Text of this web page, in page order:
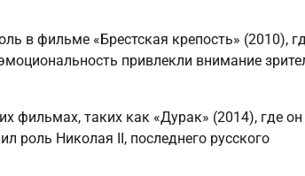
в фильме «Брестская крепость» (2010),
привлекли внимание
фильмах, таких как «Дурак» (2014), где он
роль Николая II, последнего русского